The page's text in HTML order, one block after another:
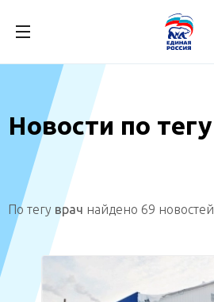
Новости по тегу
По тегу врач найдено 69 новостей